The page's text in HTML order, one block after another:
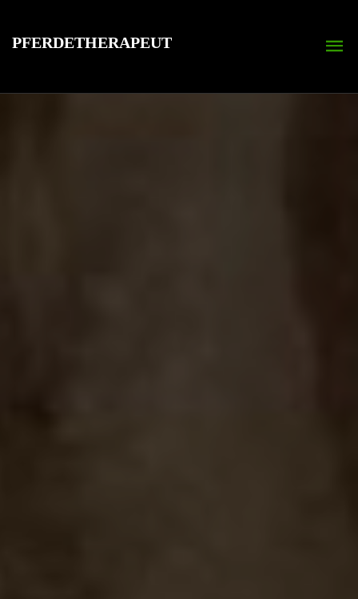
PFERDETHERAPEUT